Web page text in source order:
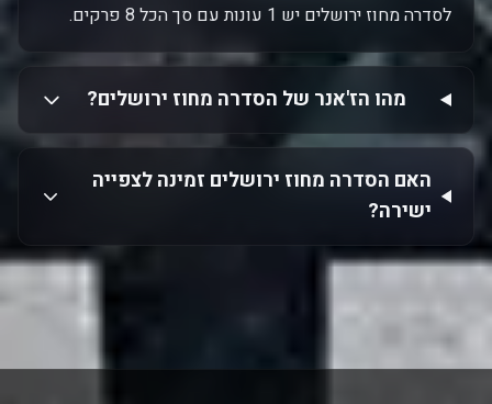
לסדרה מחוז ירושלים יש 1 עונות עם סך הכל 8 פרקים.
מהו הז'אנר של הסדרה מחוז ירושלים?
האם הסדרה מחוז ירושלים זמינה לצפייה
ישירה?